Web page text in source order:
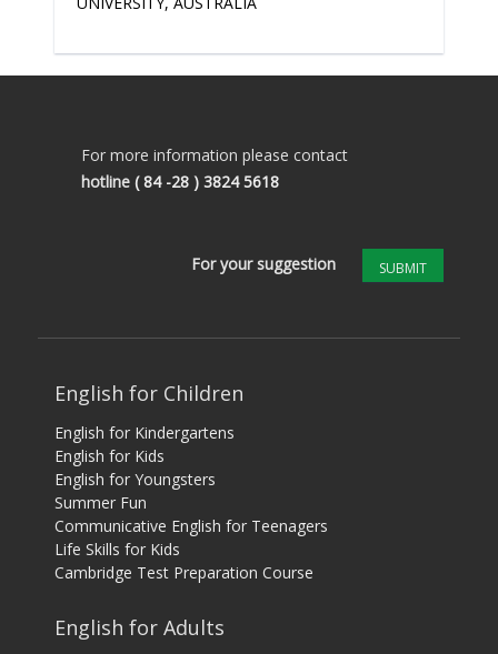
For more information please contact
hotline ( 84 -28 ) 3824 5618
For your suggestion SUBMIT
English for Children
English for Kindergartens
English for Kids
English for Youngsters
Summer Fun
Communicative English for Teenagers
Life Skills for Kids
Cambridge Test Preparation Course
English for Adults